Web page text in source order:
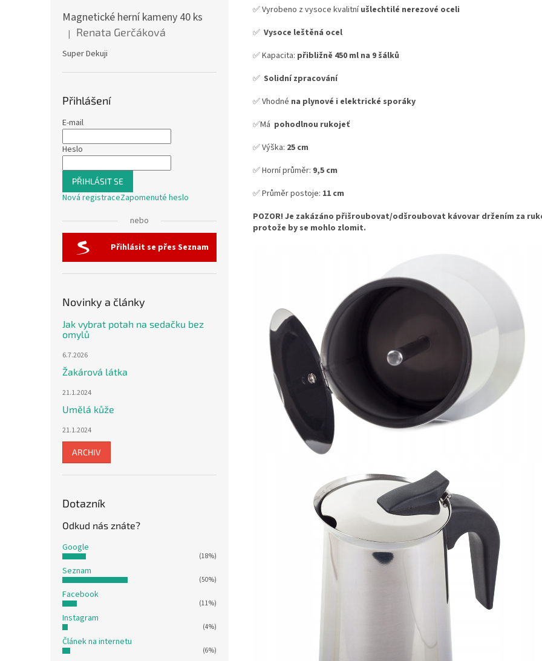
Magnetické herní kameny 40 ks
Hodnocení produktu je 5 z 5 hvězdiček.
| Renata Gerčáková
Super Dekuji
Přihlášení
E-mail
Heslo
PŘIHLÁSIT SE
Nová registraceZapomenuté heslo
nebo
Přihlásit se přes Seznam
Novinky a články
Jak vybrat potah na sedačku bez
omylů
6.7.2026
Žakárová látka
21.1.2024
Umělá kůže
21.1.2024
ARCHIV
Dotazník
Odkud nás znáte?
Google
(18%)
Seznam
(50%)
Facebook
(11%)
Instagram
(4%)
Článek na internetu
(6%)
✅ Vyrobeno z vysoce kvalitníušlechtilé nerezové oceli
✅ Vysoce leštěná ocel
✅ Kapacita: přibližně 450 ml na 9 šálků
✅ Solidní zpracování
✅ Vhodné na plynové i elektrické sporáky
✅Má pohodlnou rukojeť
✅ Výška: 25 cm
✅ Horní průměr: 9,5 cm
✅ Průměr postoje: 11 cm
POZOR! Je zakázáno přišroubovat/odšroubovat kávovar držením za
protože by se mohlo zlomit.